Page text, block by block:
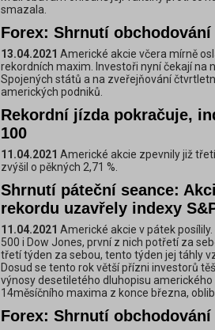
smazala.
Forex: Shrnutí obchodování
13.04.2021 Americké akcie včera mírně
rekordních maxim. Investoři nyní čekají na
Spojených států a na zveřejňování
amerických podniků.
Rekordní jízda pokračuje,
100
11.04.2021 Americké akcie zpevnily již
zvýšil o pěkných 2,71 %.
Shrnutí páteční seance:
rekordu uzavřely indexy
11.04.2021 Americké akcie v pátek
500 i Dow Jones, první z nich potřetí za
třetí týden za sebou, tento týden jej táhly
Dosud se tento rok větší přízni investorů
výnosy desetiletého dluhopisu
14měsíčního maxima z konce března,
Forex: Shrnutí obchodování